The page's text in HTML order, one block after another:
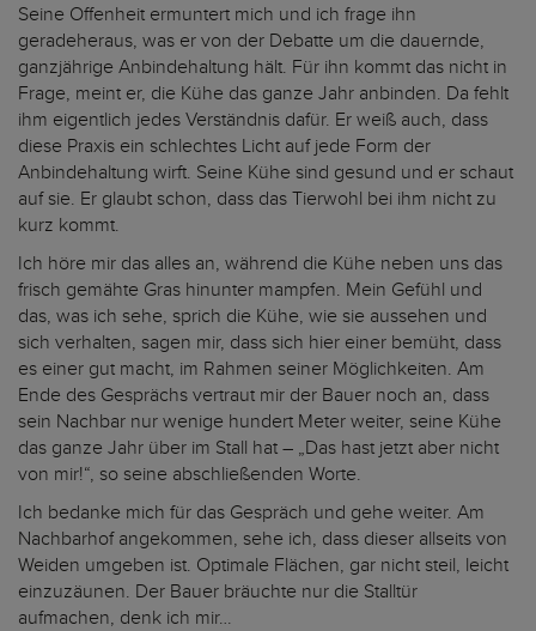
Seine Offenheit ermuntert mich und ich frage ihn
geradeheraus, was er von der Debatte um die dauernde,
ganzjährige Anbindehaltung hält. Für ihn kommt das nicht in
Frage, meint er, die Kühe das ganze Jahr anbinden. Da fehlt
ihm eigentlich jedes Verständnis dafür. Er weiß auch, dass
diese Praxis ein schlechtes Licht auf jede Form der
Anbindehaltung wirft. Seine Kühe sind gesund und er schaut
auf sie. Er glaubt schon, dass das Tierwohl bei ihm nicht zu
kurz kommt.
Ich höre mir das alles an, während die Kühe neben uns das
frisch gemähte Gras hinunter mampfen. Mein Gefühl und
das, was ich sehe, sprich die Kühe, wie sie aussehen und
sich verhalten, sagen mir, dass sich hier einer bemüht, dass
es einer gut macht, im Rahmen seiner Möglichkeiten. Am
Ende des Gesprächs vertraut mir der Bauer noch an, dass
sein Nachbar nur wenige hundert Meter weiter, seine Kühe
das ganze Jahr über im Stall hat – „Das hast jetzt aber nicht
von mir!“, so seine abschließenden Worte.
Ich bedanke mich für das Gespräch und gehe weiter. Am
Nachbarhof angekommen, sehe ich, dass dieser allseits von
Weiden umgeben ist. Optimale Flächen, gar nicht steil, leicht
einzuzäunen. Der Bauer bräuchte nur die Stalltür
aufmachen, denk ich mir…